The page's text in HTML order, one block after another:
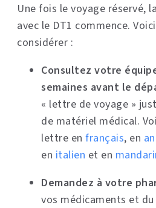
Une fois le voyage réservé,
avec le DT1 commence.
considérer :
Consultez votre
semaines avant le
« lettre de voyage »
de matériel médical.
lettre en français, en
en italien et en
Demandez à votre
vos médicaments et